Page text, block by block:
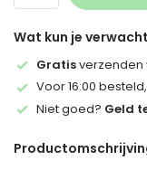
Wat kun je
Gratisverzenden
Voor 16:00 besteld,
Niet goed? Geld